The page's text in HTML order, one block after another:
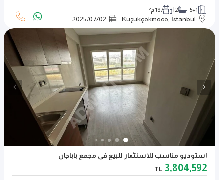
5+1
2 187 م²
Küçükçekmece, İstanbul
2025/07/02
استوديو مناسب للاستثمار للبيع في مجمع باباجان
3,804,592
TL